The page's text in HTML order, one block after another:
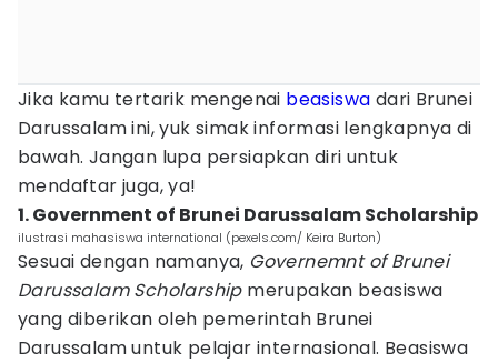
Jika kamu tertarik mengenai beasiswa dari Brunei
Darussalam ini, yuk simak informasi lengkapnya di
bawah. Jangan lupa persiapkan diri untuk
mendaftar juga, ya!
1. Government of Brunei Darussalam Scholarship
ilustrasi mahasiswa international (pexels.com/ Keira Burton)
Sesuai dengan namanya, Governemnt of Brunei
Darussalam Scholarship merupakan beasiswa
yang diberikan oleh pemerintah Brunei
Darussalam untuk pelajar internasional. Beasiswa